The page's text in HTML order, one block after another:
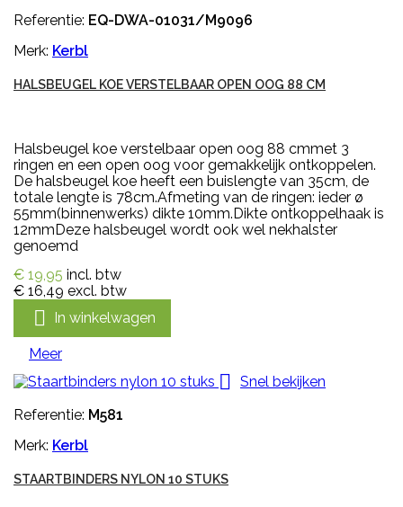
Referentie: EQ-DWA-01031/M9096
Merk: Kerbl
HALSBEUGEL KOE VERSTELBAAR OPEN OOG 88 CM
Halsbeugel koe verstelbaar open oog 88 cmmet 3
ringen en een open oog voor gemakkelijk ontkoppelen.
De halsbeugel koe heeft een buislengte van 35cm, de
totale lengte is 78cm.Afmeting van de ringen: ieder ø
55mm(binnenwerks) dikte 10mm.Dikte ontkoppelhaak is
12mmDeze halsbeugel wordt ook wel nekhalster
genoemd
€ 19,95 incl. btw
€ 16,49 excl. btw
 In winkelwagen
Meer

Snel bekijken
Referentie: M581
Merk: Kerbl
STAARTBINDERS NYLON 10 STUKS